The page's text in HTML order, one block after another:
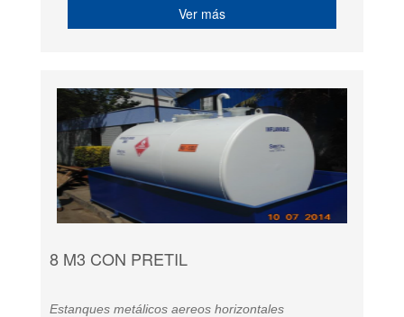
Ver más
8 M3 CON PRETIL
Estanques metálicos aereos horizontales